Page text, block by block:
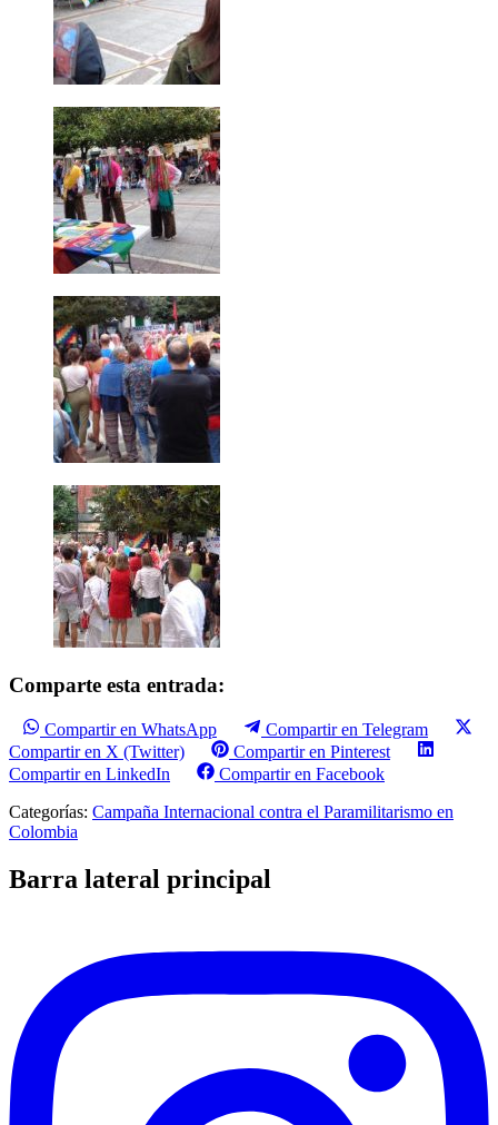
Comparte esta entrada:
Compartir en WhatsApp
Compartir en Telegram
Compartir en X (Twitter)
Compartir en Pinterest
Compartir en LinkedIn
Compartir en Facebook
Categorías: Campaña Internacional contra el Paramilitarismo en
Colombia
Barra lateral principal